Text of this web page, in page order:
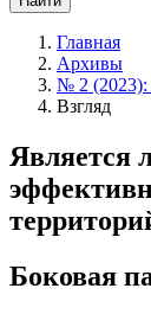
Главная
Архивы
№ 2 (2023):
Взгляд
Является
Боковая